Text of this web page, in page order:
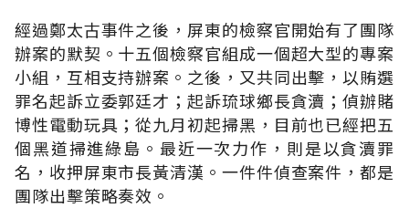
經過鄭太古事件之後，屏東的檢察官開始有了團隊
辦案的默契。十五個檢察官組成一個超大型的專案
小組，互相支持辦案。之後，又共同出擊，以賄選
罪名起訴立委郭廷才；起訴琉球鄉長貪瀆；偵辦賭
博性電動玩具；從九月初起掃黑，目前也已經把五
個黑道掃進綠島。最近一次力作，則是以貪瀆罪
名，收押屏東市長黃清漢。一件件偵查案件，都是
團隊出擊策略奏效。